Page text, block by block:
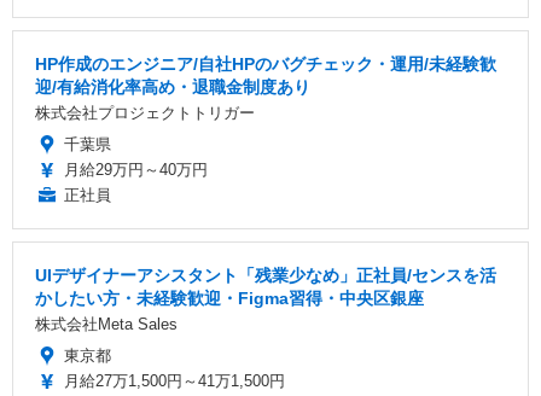
HP作成のエンジニア/自社HPのバグチェック・運用/未経験歓
迎/有給消化率高め・退職金制度あり
株式会社プロジェクトトリガー
千葉県
月給29万円～40万円
正社員
UIデザイナーアシスタント「残業少なめ」正社員/センスを活
かしたい方・未経験歓迎・Figma習得・中央区銀座
株式会社Meta Sales
東京都
月給27万1,500円～41万1,500円